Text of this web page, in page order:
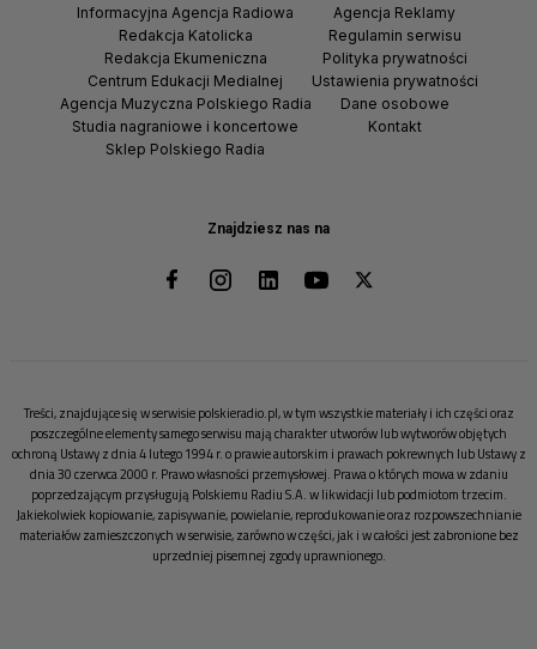
Znajdziesz nas na
Informacyjna Agencja Radiowa
Redakcja Katolicka
Redakcja Ekumeniczna
Centrum Edukacji Medialnej
Agencja Muzyczna Polskiego Radia
Studia nagraniowe i koncertowe
Sklep Polskiego Radia
Agencja Reklamy
Regulamin serwisu
Polityka prywatności
Ustawienia prywatności
Dane osobowe
Kontakt
Treści, znajdujące się w serwisie polskieradio.pl, w tym wszystkie materiały i ich części oraz
poszczególne elementy samego serwisu mają charakter utworów lub wytworów objętych
ochroną Ustawy z dnia 4 lutego 1994 r. o prawie autorskim i prawach pokrewnych lub Ustawy z
dnia 30 czerwca 2000 r. Prawo własności przemysłowej. Prawa o których mowa w zdaniu
poprzedzającym przysługują Polskiemu Radiu S.A. w likwidacji lub podmiotom trzecim.
Jakiekolwiek kopiowanie, zapisywanie, powielanie, reprodukowanie oraz rozpowszechnianie
materiałów zamieszczonych w serwisie, zarówno w części, jak i w całości jest zabronione bez
uprzedniej pisemnej zgody uprawnionego.